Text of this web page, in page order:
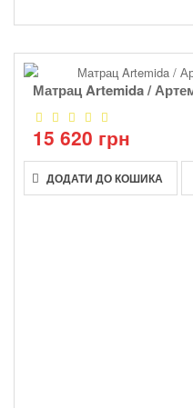
Матрац Artemida /
15 620 грн
ДОДАТИ ДО КОШИКА